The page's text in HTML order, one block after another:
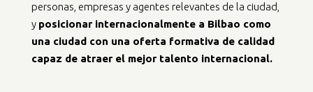
personas, empresas y agentes relevantes de la ciudad,
y posicionar internacionalmente a Bilbao como
una ciudad con una oferta formativa de calidad
capaz de atraer el mejor talento internacional.